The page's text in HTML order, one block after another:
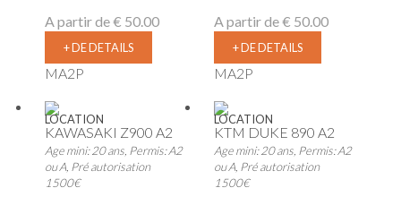
A partir de€ 50.00
+ DE DETAILS
MA2P
A partir de€ 50.00
+ DE DETAILS
MA2P
LOCATION
KAWASAKI Z900 A2
Age mini: 20 ans, Permis: A2
ou A, Pré autorisation
1500€
LOCATION
KTM DUKE 890 A2
Age mini: 20 ans, Permis: A2
ou A, Pré autorisation
1500€